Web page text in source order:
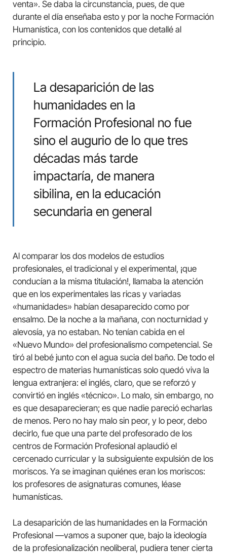
venta». Se daba la circunstancia, pues, de que
durante el día enseñaba esto y por la noche Formación
Humanística, con los contenidos que detallé al
principio.
La desaparición de las
humanidades en la
Formación Profesional no fue
sino el augurio de lo que tres
décadas más tarde
impactaría, de manera
sibilina, en la educación
secundaria en general
Al comparar los dos modelos de estudios
profesionales, el tradicional y el experimental, ¡que
conducían a la misma titulación!, llamaba la atención
que en los experimentales las ricas y variadas
«humanidades» habían desaparecido como por
ensalmo. De la noche a la mañana, con nocturnidad y
alevosía, ya no estaban. No tenían cabida en el
«Nuevo Mundo» del profesionalismo competencial. Se
tiró al bebé junto con el agua sucia del baño. De todo el
espectro de materias humanísticas solo quedó viva la
lengua extranjera: el inglés, claro, que se reforzó y
convirtió en inglés «técnico». Lo malo, sin embargo, no
es que desaparecieran; es que nadie pareció echarlas
de menos. Pero no hay malo sin peor, y lo peor, debo
decirlo, fue que una parte del profesorado de los
centros de Formación Profesional aplaudió el
cercenado curricular y la subsiguiente expulsión de los
moriscos. Ya se imaginan quiénes eran los moriscos:
los profesores de asignaturas comunes, léase
humanísticas.
La desaparición de las humanidades en la Formación
Profesional —vamos a suponer que, bajo la ideología
de la profesionalización neoliberal, pudiera tener cierta